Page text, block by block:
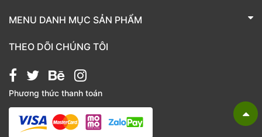
TRÁI CÂY NHẬP KHẨU BUBU FRESH
MENU DANH MỤC SẢN PHẨM
Bánh kẹo
Giỏ quà tặng
Hạt chia
Hạt dẻ cười
Hạt hạnh nhân
THEO DÕI CHÚNG TÔI
Phương thức thanh toán